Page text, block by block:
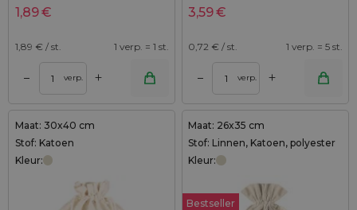
1,89€
1,89 € / st. 1 verp. = 1 st.
– verp. +
3,59€
0,72 € / st. 1 verp. = 5 st.
– verp. +
Maat: 30x40 cm
Stof: Katoen
Kleur:
Maat: 26x35 cm
Stof: Linnen, Katoen, polyester
Kleur:
Bestseller